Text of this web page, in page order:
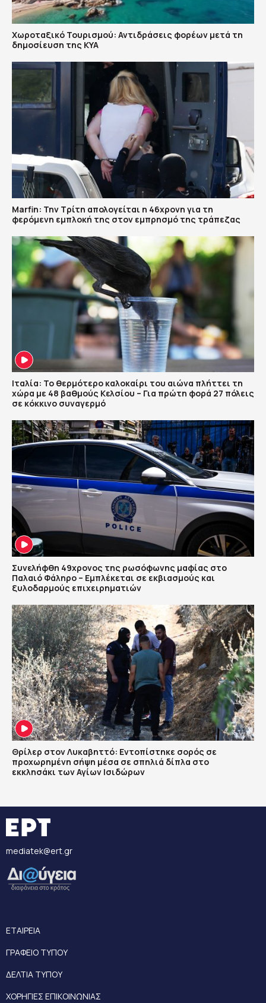
Χωροταξικό Τουρισμού: Αντιδράσεις φορέων μετά τη
δημοσίευση της ΚΥΑ
Marfin: Την Τρίτη απολογείται η 46χρονη για τη
φερόμενη εμπλοκή της στον εμπρησμό της τράπεζας
Ιταλία: Το θερμότερο καλοκαίρι του αιώνα πλήττει τη
χώρα με 48 βαθμούς Κελσίου – Για πρώτη φορά 27 πόλεις
σε κόκκινο συναγερμό
Συνελήφθη 49χρονος της ρωσόφωνης μαφίας στο
Παλαιό Φάληρο – Εμπλέκεται σε εκβιασμούς και
ξυλοδαρμούς επιχειρηματιών
Θρίλερ στον Λυκαβηττό: Εντοπίστηκε σορός σε
προχωρημένη σήψη μέσα σε σπηλιά δίπλα στο
εκκλησάκι των Αγίων Ισιδώρων
mediatek@ert.gr
ΕΤΑΙΡΕΙΑ
ΓΡΑΦΕΙΟ ΤΥΠΟΥ
ΔΕΛΤΙΑ ΤΥΠΟΥ
ΧΟΡΗΓΙΕΣ ΕΠΙΚΟΙΝΩΝΙΑΣ